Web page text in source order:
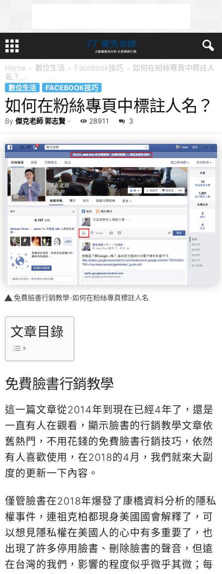
Home 數位生活 Facebook技巧
如何在粉絲專頁中標註人
名？...
數位生活 FACEBOOK技巧
如何在粉絲專頁中標註人名？
By 傑克老師 郭志賢- 28911 3
免費臉書行銷教學-如何在粉絲專頁標註人名
文章目錄
免費臉書行銷教學
這一篇文章從2014年到現在已經4年了，還是
一直有人在觀看，顯示臉書的行銷教學文章依
舊熱門，不用花錢的免費臉書行銷技巧，依然
有人喜歡使用，在2018的4月，我們就來大副
度的更新一下內容。
僅管臉書在2018年爆發了康橋資料分析的隱私
權事件，連祖克柏都現身美國國會解釋了，可
以想見隱私權在美國人的心中有多重要了，也
出現了許多停用臉書、刪除臉書的聲音，但遠
在台灣的我們，影響的程度似乎微乎其微；每